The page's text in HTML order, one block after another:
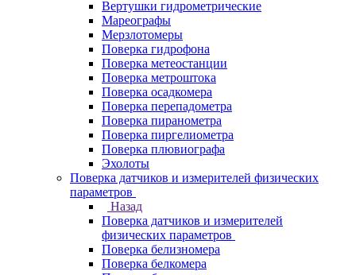
Вертушки гидрометрические
Мареографы
Мерзлотомеры
Поверка гидрофона
Поверка метеостанции
Поверка метроштока
Поверка осадкомера
Поверка перепадометра
Поверка пиранометра
Поверка пиргелиометра
Поверка плювиографа
Эхолоты
Поверка датчиков и измерителей физических
параметров
Назад
Поверка датчиков и измерителей
физических параметров
Поверка белизномера
Поверка белкомера